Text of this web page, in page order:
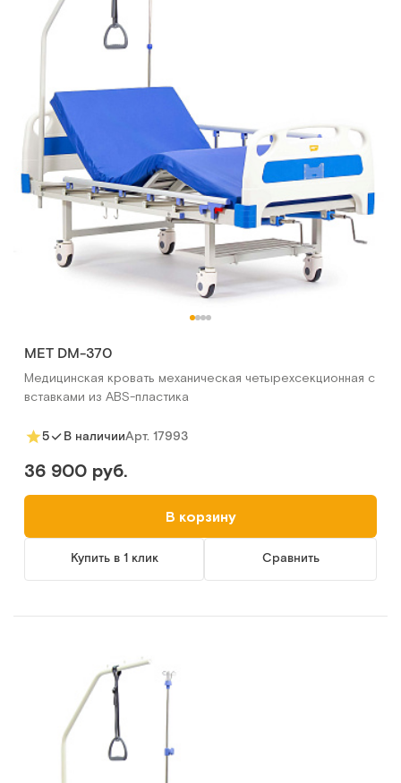
MET DM-370
Медицинская кровать механическая четырехсекционная с
вставками из ABS-пластика
5 В наличииАрт. 17993
36 900 руб.
В корзину
Купить в 1 клик Сравнить